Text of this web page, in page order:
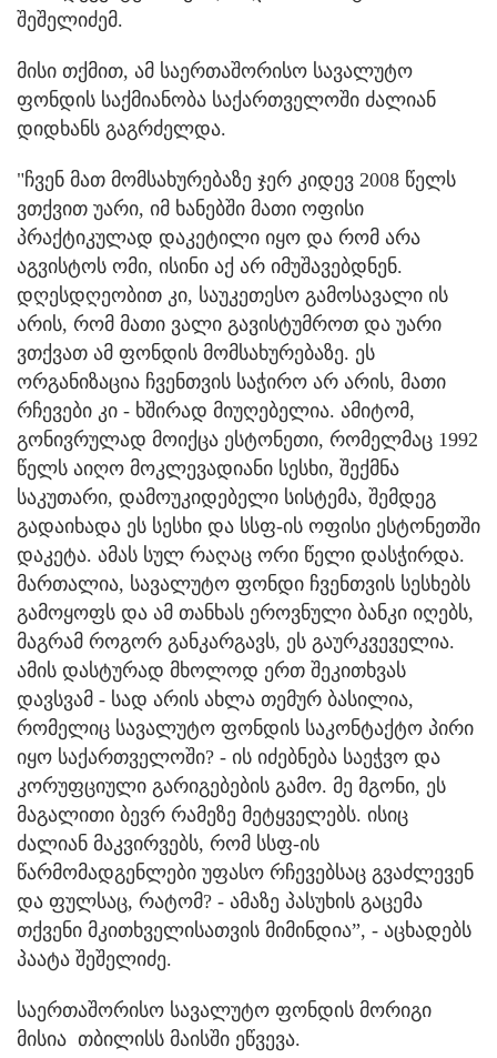
შეშელიძემ.
მისი თქმით, ამ საერთაშორისო სავალუტო
ფონდის საქმიანობა საქართველოში ძალიან
დიდხანს გაგრძელდა.
"ჩვენ მათ მომსახურებაზე ჯერ კიდევ 2008 წელს
ვთქვით უარი, იმ ხანებში მათი ოფისი
პრაქტიკულად დაკეტილი იყო და რომ არა
აგვისტოს ომი, ისინი აქ არ იმუშავებდნენ.
დღესდღეობით კი, საუკეთესო გამოსავალი ის
არის, რომ მათი ვალი გავისტუმროთ და უარი
ვთქვათ ამ ფონდის მომსახურებაზე. ეს
ორგანიზაცია ჩვენთვის საჭირო არ არის, მათი
რჩევები კი - ხშირად მიუღებელია. ამიტომ,
გონივრულად მოიქცა ესტონეთი, რომელმაც 1992
წელს აიღო მოკლევადიანი სესხი, შექმნა
საკუთარი, დამოუკიდებელი სისტემა, შემდეგ
გადაიხადა ეს სესხი და სსფ-ის ოფისი ესტონეთში
დაკეტა. ამას სულ რაღაც ორი წელი დასჭირდა.
მართალია, სავალუტო ფონდი ჩვენთვის სესხებს
გამოყოფს და ამ თანხას ეროვნული ბანკი იღებს,
მაგრამ როგორ განკარგავს, ეს გაურკვეველია.
ამის დასტურად მხოლოდ ერთ შეკითხვას
დავსვამ - სად არის ახლა თემურ ბასილია,
რომელიც სავალუტო ფონდის საკონტაქტო პირი
იყო საქართველოში? - ის იძებნება საეჭვო და
კორუფციული გარიგებების გამო. მე მგონი, ეს
მაგალითი ბევრ რამეზე მეტყველებს. ისიც
ძალიან მაკვირვებს, რომ სსფ-ის
წარმომადგენლები უფასო რჩევებსაც გვაძლევენ
და ფულსაც, რატომ? - ამაზე პასუხის გაცემა
თქვენი მკითხველისათვის მიმინდია”, - აცხადებს
პაატა შეშელიძე.
საერთაშორისო სავალუტო ფონდის მორიგი
მისია თბილისს მაისში ეწვევა.